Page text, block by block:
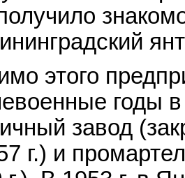
этого
годы
завод
г.) и